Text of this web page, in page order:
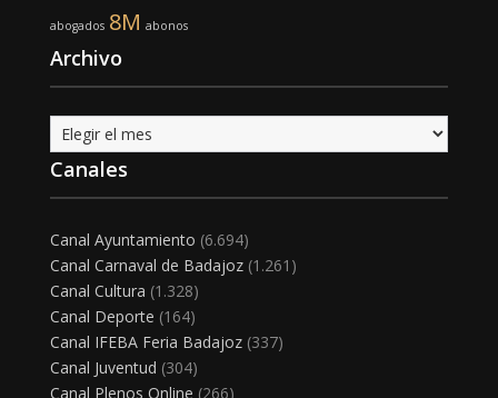
abogados 8M abonos
Archivo
Archivo
Canales
Canal Ayuntamiento (6.694)
Canal Carnaval de Badajoz(1.261)
Canal Cultura (1.328)
Canal Deporte (164)
Canal IFEBA Feria Badajoz(337)
Canal Juventud (304)
Canal Plenos Online (266)